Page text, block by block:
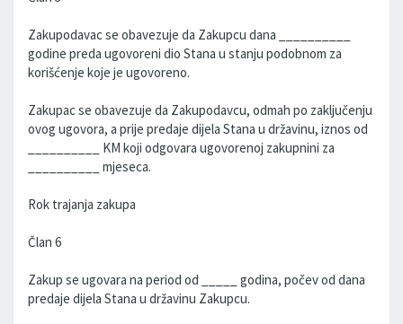
Zakupodavac se obavezuje da Zakupcu dana __________
godine preda ugovoreni dio Stana u stanju podobnom za
korišćenje koje je ugovoreno.
Zakupac se obavezuje da Zakupodavcu, odmah po zaključenju
ovog ugovora, a prije predaje dijela Stana u državinu, iznos od
__________ KM koji odgovara ugovorenoj zakupnini za
__________ mjeseca.
Rok trajanja zakupa
Član 6
Zakup se ugovara na period od _____ godina, počev od dana
predaje dijela Stana u državinu Zakupcu.